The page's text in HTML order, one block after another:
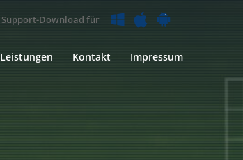
Support-Download für
Leistungen Kontakt Impressum